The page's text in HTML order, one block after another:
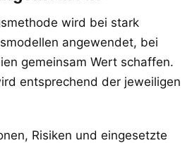
wird bei stark
angewendet, bei
gemeinsam Wert schaffen.
entsprechend der jeweiligen
Risiken und eingesetzte